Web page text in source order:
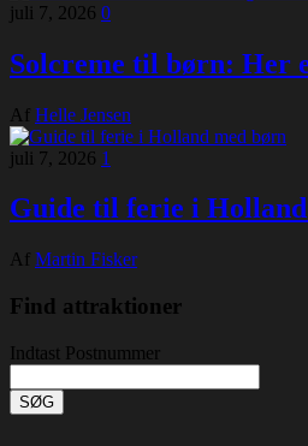
juli 7, 2026 0
Solcreme til børn: Her
Af Helle Jensen
juli 7, 2026 1
Guide til ferie i
Af Martin Fisker
Find attraktioner
Indtast Postnummer